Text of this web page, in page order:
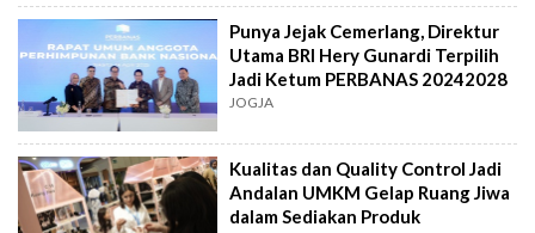
Punya Jejak Cemerlang, Direktur
Utama BRI Hery Gunardi Terpilih
Jadi Ketum PERBANAS 20242028
JOGJA
Kualitas dan Quality Control Jadi
Andalan UMKM Gelap Ruang Jiwa
dalam Sediakan Produk